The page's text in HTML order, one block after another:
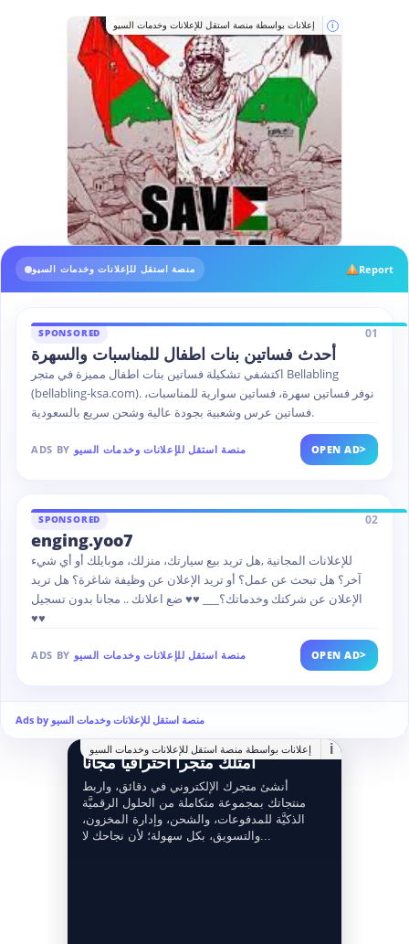
إعلانات بواسطة منصة استقل للإعلانات وخدمات السيو i
منصة استقل للإعلانات وخدمات السيو Report
SPONSORED 01
أحدث فساتين بنات اطفال للمناسبات والسهرة
اكتشفي تشكيلة فساتين بنات اطفال مميزة في متجر Bellabling
(bellabling-ksa.com). نوفر فساتين سهرة، فساتين سوارية للمناسبات،
فساتين عرس وشعبية بجودة عالية وشحن سريع بالسعودية.
ADS BY منصة استقل للإعلانات وخدمات السيو OPEN AD>
SPONSORED 02
enging.yoo7
للإعلانات المجانية ,هل تريد بيع سيارتك، منزلك، موبايلك أو أي شيء
آخر؟ هل تبحث عن عمل؟ أو تريد الإعلان عن وظيفة شاغرة؟ هل تريد
الإعلان عن شركتك وخدماتك؟___ ♥♥ ضع اعلانك .. مجانا بدون تسجيل
♥♥
ADS BY منصة استقل للإعلانات وخدمات السيو OPEN AD>
Ads by منصة استقل للإعلانات وخدمات السيو
إعلانات بواسطة منصة استقل للإعلانات وخدمات السيو i
امتلك متجراً احترافياً مجانا
أنشئ متجرك الإلكتروني في دقائق، واربط
منتجاتك بمجموعة متكاملة من الحلول الرقميَّة
الذكيَّة للمدفوعات، والشحن، وإدارة المخزون،
والتسويق، بكل سهولة؛ لأن نجاحك لا...